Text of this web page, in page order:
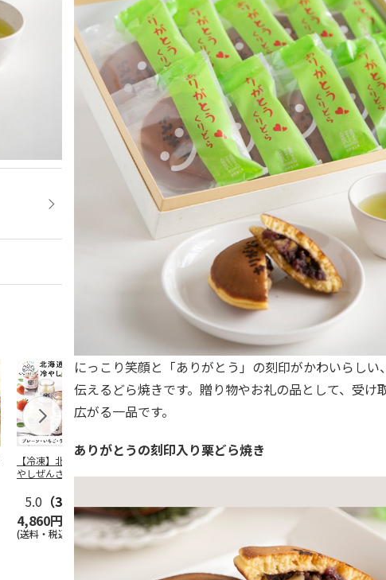
【冷凍】北海道 冷
やしぜんざい 3種6
5.0 （3）
4,860円
(送料・税込)
＜お中元＞東京あん
2,300円
(送料・税込)
＜お中元＞江戸日本
2,160円
(送料・税込)
にっこり笑顔と「ありがとう」の刻印がかわいらしい
伝えるどら焼きです。贈り物やお礼の品として、受け
広がる一品です。
ありがとうの刻印入り栗どら焼き